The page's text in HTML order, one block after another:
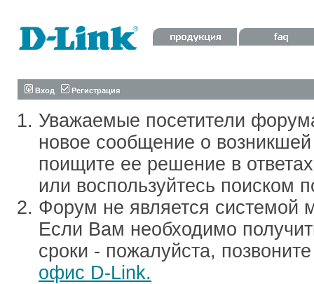
Вход Регистрация
Уважаемые посетители
новое сообщение о
поищите ее решение в
или воспользуйтесь поиском
Форум не является системой
Если Вам необходимо
сроки - пожалуйста,
офис D-Link.